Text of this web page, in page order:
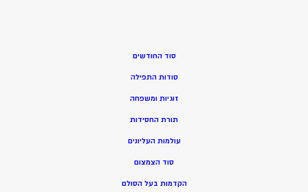
סוד החודשים
סודות התפילה
זוגיות ומשפחה
תורת החסידות
עולמות העליונים
סוד הצמצום
הקדמות בעל הסולם